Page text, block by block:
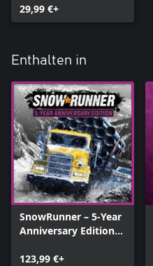
29,99 €+
Enthalten in
SnowRunner – 5-Year
Anniversary Edition
123,99 €+